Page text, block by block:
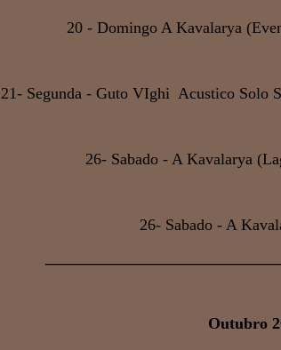
20 - Domingo A Kavalarya
21- Segunda - Guto VIghi Acustico Solo
26- Sabado - A Kavalarya
26- Sabado - A
Outubro